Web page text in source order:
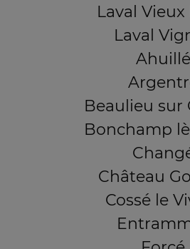
Laval Vieux
Laval
Ahuillé
Beaulieu sur
Bonchamp
Château
Cossé le